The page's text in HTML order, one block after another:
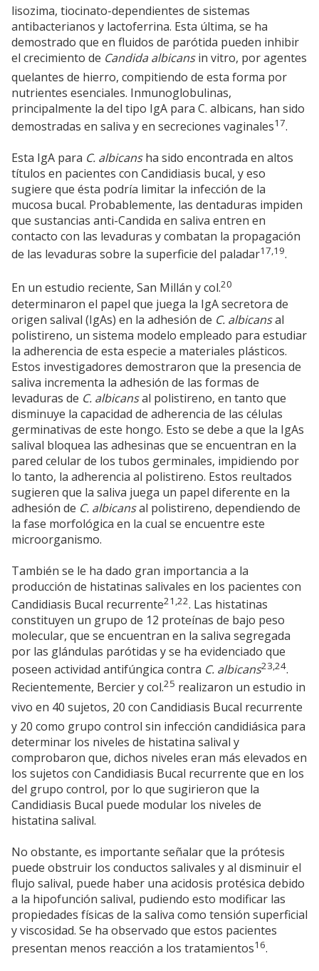
lisozima, tiocinato-dependientes de sistemas
antibacterianos y lactoferrina. Esta última, se ha
demostrado que en fluidos de parótida pueden inhibir
el crecimiento de Candida albicansin vitro, por agentes
quelantes de hierro, compitiendo de esta forma por
nutrientes esenciales. Inmunoglobulinas,
principalmente la del tipo IgA para C. albicans, han sido
demostradas en saliva y en secreciones vaginales17.
Esta IgA para C. albicansha sido encontrada en altos
títulos en pacientes con Candidiasis bucal, y eso
sugiere que ésta podría limitar la infección de la
mucosa bucal. Probablemente, las dentaduras impiden
que sustancias anti-Candida en saliva entren en
contacto con las levaduras y combatan la propagación
de las levaduras sobre la superficie del paladar17,19.
En un estudio reciente, San Millán y col.20
determinaron el papel que juega la IgA secretora de
origen salival (IgAs) en la adhesión de C. albicansal
polistireno, un sistema modelo empleado para estudiar
la adherencia de esta especie a materiales plásticos.
Estos investigadores demostraron que la presencia de
saliva incrementa la adhesión de las formas de
levaduras de C. albicansal polistireno, en tanto que
disminuye la capacidad de adherencia de las células
germinativas de este hongo. Esto se debe a que la IgAs
salival bloquea las adhesinas que se encuentran en la
pared celular de los tubos germinales, impidiendo por
lo tanto, la adherencia al polistireno. Estos reultados
sugieren que la saliva juega un papel diferente en la
adhesión de C. albicansal polistireno, dependiendo de
la fase morfológica en la cual se encuentre este
microorganismo.
También se le ha dado gran importancia a la
producción de histatinas salivales en los pacientes con
Candidiasis Bucal recurrente21,22. Las histatinas
constituyen un grupo de 12 proteínas de bajo peso
molecular, que se encuentran en la saliva segregada
por las glándulas parótidas y se ha evidenciado que
poseen actividad antifúngica contra C. albicans23,24.
Recientemente, Bercier y col.25 realizaron un estudio in
vivo en 40 sujetos, 20 con Candidiasis Bucal recurrente
y 20 como grupo control sin infección candidiásica para
determinar los niveles de histatina salival y
comprobaron que, dichos niveles eran más elevados en
los sujetos con Candidiasis Bucal recurrente que en los
del grupo control, por lo que sugirieron que la
Candidiasis Bucal puede modular los niveles de
histatina salival.
No obstante, es importante señalar que la prótesis
puede obstruir los conductos salivales y al disminuir el
flujo salival, puede haber una acidosis protésica debido
a la hipofunción salival, pudiendo esto modificar las
propiedades físicas de la saliva como tensión superficial
y viscosidad. Se ha observado que estos pacientes
presentan menos reacción a los tratamientos16.